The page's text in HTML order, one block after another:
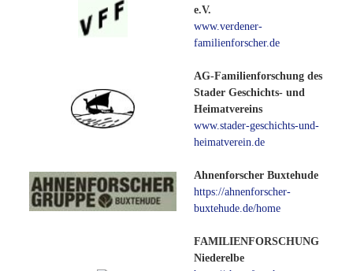
e.V.
www.verdener-
familienforscher.de
AG-Familienforschung des
Stader Geschichts- und
Heimatvereins
www.stader-geschichts-und-
heimatverein.de
Ahnenforscher Buxtehude
https://ahnenforscher-
buxtehude.de/home
FAMILIENFORSCHUNG
Niederelbe